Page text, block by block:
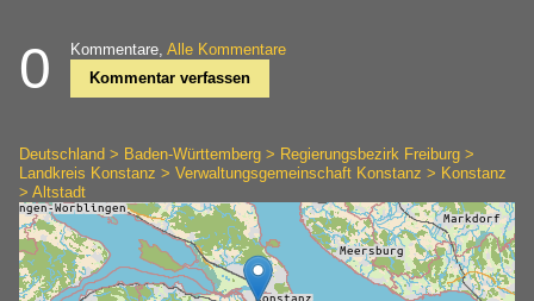
0 Kommentare, Alle Kommentare
Kommentar verfassen
Deutschland > Baden-Württemberg > Regierungsbezirk Freiburg >
Landkreis Konstanz > Verwaltungsgemeinschaft Konstanz > Konstanz
> Altstadt